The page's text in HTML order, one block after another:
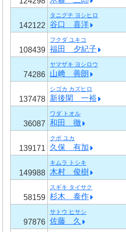
142122
タニグチ ヨシヒロ
谷口 喜洋
108439
フクダ ユキコ
福田 夕紀子
74286
ヤマザキ ヨシロウ
山﨑 善朗
137478
シゴカ カズヒロ
新後閑 一裕
36087
ワダ トオル
和田 徹
139171
クボ ユカ
久保 有加
149988
キムラ トシキ
木村 俊樹
58159
スギキ タイサク
杉木 泰作
97876
サトウ ヒサシ
佐藤 久